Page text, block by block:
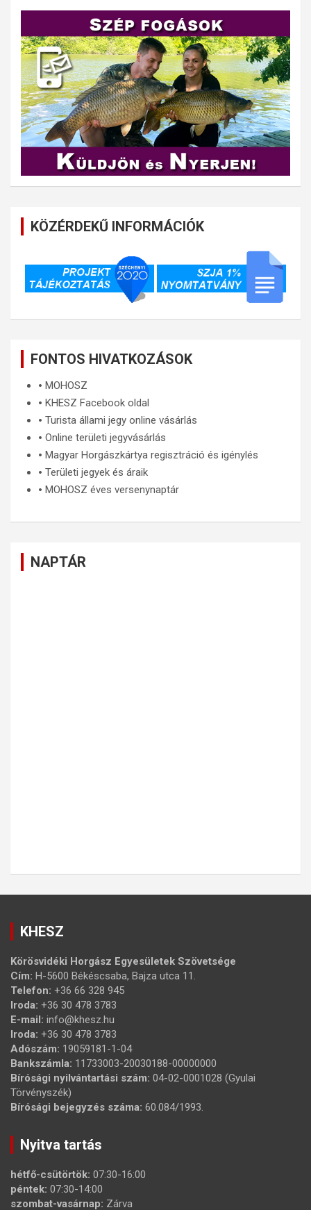
KÖZÉRDEKŰ INFORMÁCIÓK
FONTOS HIVATKOZÁSOK
🞄 MOHOSZ
🞄 KHESZ Facebook oldal
🞄 Turista állami jegy online vásárlás
🞄 Online területi jegyvásárlás
🞄 Magyar Horgászkártya regisztráció és igénylés
🞄 Területi jegyek és áraik
🞄 MOHOSZ éves versenynaptár
NAPTÁR
KHESZ
Körösvidéki Horgász Egyesületek Szövetsége
Cím: H-5600 Békéscsaba, Bajza utca 11.
Telefon: +36 66 328 945
Iroda: +36 30 478 3783
E-mail: info@khesz.hu
Iroda: +36 30 478 3783
Adószám: 19059181-1-04
Bankszámla: 11733003-20030188-00000000
Bírósági nyilvántartási szám: 04-02-0001028 (Gyulai
Törvényszék)
Bírósági bejegyzés száma: 60.084/1993.
Nyitva tartás
hétfő-csütörtök: 07:30-16:00
péntek: 07:30-14:00
szombat-vasárnap: Zárva